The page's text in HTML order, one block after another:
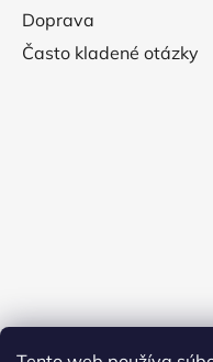
Doprava
Často kladené otázky